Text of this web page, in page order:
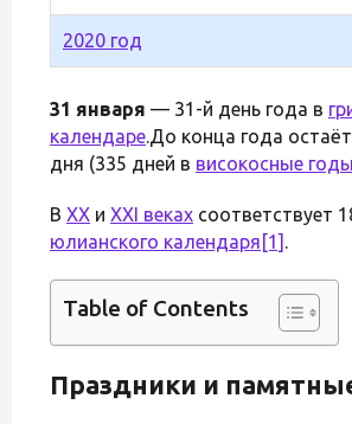
2020 год
31 января — 31-й день года в
календаре.До конца года
дня (335 дней в високосные
В XX и XXI веках соответствует
юлианского календаря [1] .
Table of Contents
Праздники и